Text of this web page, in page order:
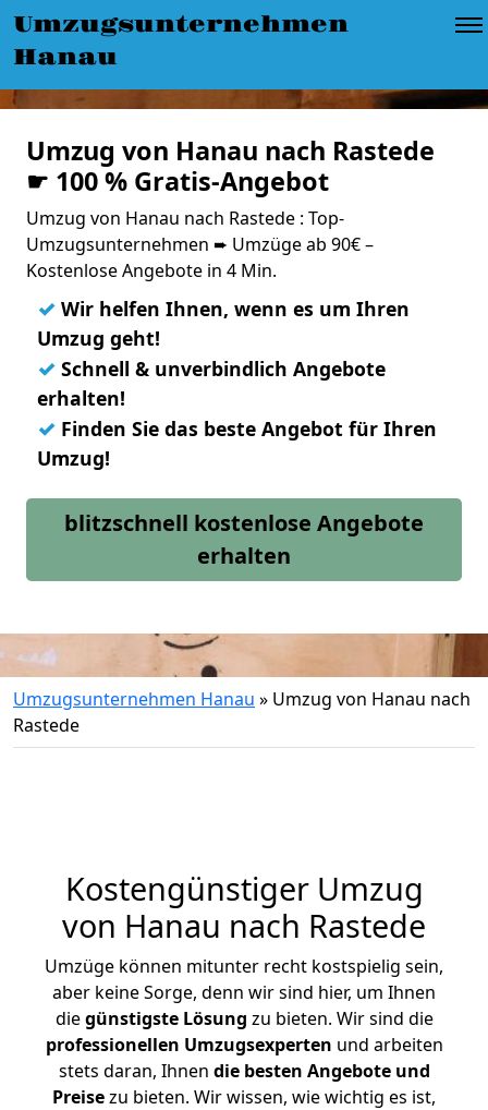
Umzugsunternehmen
Hanau
Umzug von Hanau nach Rastede
☛ 100 % Gratis-Angebot
Umzug von Hanau nach Rastede : Top-
Umzugsunternehmen ➨ Umzüge ab 90€ –
Kostenlose Angebote in 4 Min.
✓ Wir helfen Ihnen, wenn es um Ihren
Umzug geht!
✓ Schnell & unverbindlich Angebote
erhalten!
✓ Finden Sie das beste Angebot für Ihren
Umzug!
blitzschnell kostenlose Angebote
erhalten
Umzugsunternehmen Hanau » Umzug von Hanau nach
Rastede
Kostengünstiger Umzug
von Hanau nach Rastede
Umzüge können mitunter recht kostspielig sein,
aber keine Sorge, denn wir sind hier, um Ihnen
diegünstigste Lösung zu bieten. Wir sind die
professionellen Umzugsexperten und arbeiten
stets daran, Ihnen die besten Angebote und
Preisezu bieten. Wir wissen, wie wichtig es ist,